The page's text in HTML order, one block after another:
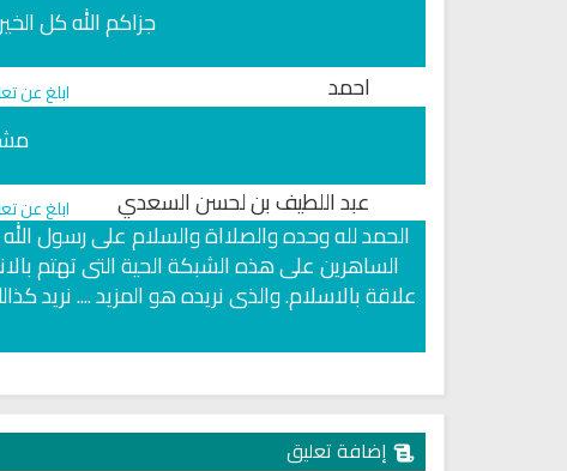
جزاكم الله كل
احمد
ابلغ عن
عبد اللطيف بن لحسن السعدي
ابلغ عن
الحمد لله وحده والصلااة والسلام على رسول
الساهرين على هذه الشبكة الحية التى تهتم
علاقة بالاسلام. والذى نريده هو المزيد .... نريد
إضافة تعليق